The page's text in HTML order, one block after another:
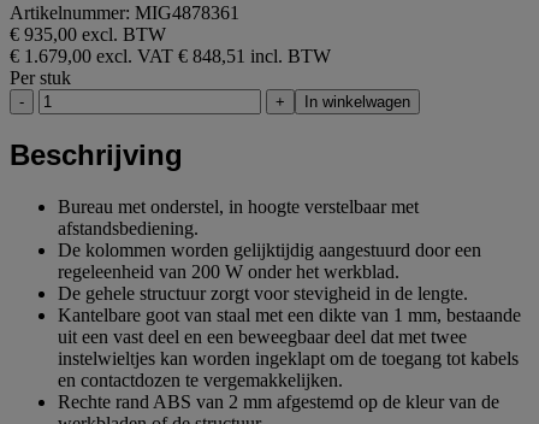
Artikelnummer: MIG4878361
€ 935,00 excl. BTW
€ 1.679,00 excl. VAT € 848,51 incl. BTW
Per stuk
- + In winkelwagen
Beschrijving
Bureau met onderstel, in hoogte verstelbaar met
afstandsbediening.
De kolommen worden gelijktijdig aangestuurd door een
regeleenheid van 200 W onder het werkblad.
De gehele structuur zorgt voor stevigheid in de lengte.
Kantelbare goot van staal met een dikte van 1 mm, bestaande
uit een vast deel en een beweegbaar deel dat met twee
instelwieltjes kan worden ingeklapt om de toegang tot kabels
en contactdozen te vergemakkelijken.
Rechte rand ABS van 2 mm afgestemd op de kleur van de